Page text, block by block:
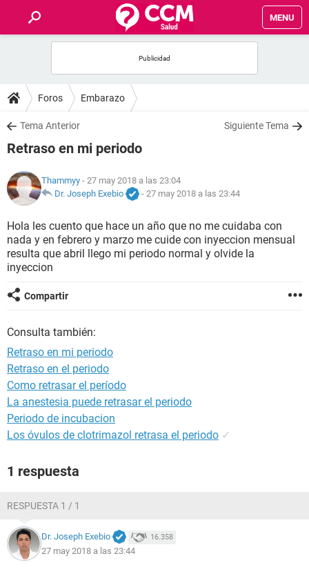
MENU
FOROS
SALUD
NUTRICIÓN
BIENESTAR
SEXUALIDAD
GLOSARIO
Foros Embarazo
Tema Anterior Siguiente Tema
Retraso en mi periodo
Thammyy - 27 may 2018 a las 23:04
Dr. Joseph Exebio
- 27 may 2018 a las 23:44
Hola les cuento que hace un año que no me cuidaba con
nada y en febrero y marzo me cuide con inyeccion mensual
resulta que abril llego mi periodo normal y olvide la
inyeccion
Compartir
Consulta también:
Retraso en mi periodo
Retraso en el periodo
Como retrasar el período
La anestesia puede retrasar el periodo
Periodo de incubacion
Los óvulos de clotrimazol retrasa el periodo ✓
1 respuesta
RESPUESTA 1 / 1
Dr. Joseph Exebio 16.358
27 may 2018 a las 23:44